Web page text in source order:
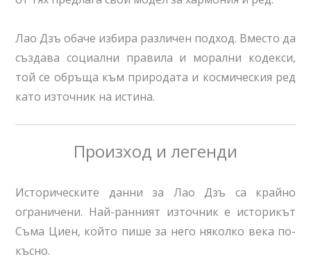
Лао Дзъ обаче избира различен подход. Вместо да
създава социални правила и морални кодекси,
той се обръща към природата и космическия ред
като източник на истина.
Произход и легенди
Историческите данни за Лао Дзъ са крайно
ограничени. Най-ранният източник е историкът
Съма Циен, който пише за него няколко века по-
късно.